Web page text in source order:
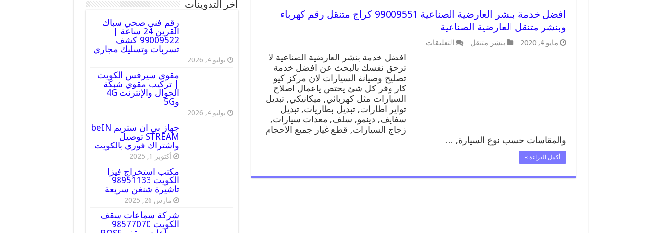
افضل خدمة بنشر العارضية الصناعية 99009551 كراج متنقل رقم كهرباء
وبنشر متنقل العارضية الصناعية
مايو 4, 2020 بنشر متنقل التعليقات
العارضية
الصناعية
99009551
مغلقة
افضل خدمة بنشر العارضية الصناعية لا
ترحق نفسك بالبحث عن افضل خدمة
تصليح وصيانة السيارات لان مركز كيو
كار وفر كل شئ يختص ياعمال اصلاح
السيارات مثل كهربائي, ميكانيكي, تبديل
تواير اطارات, تبديل بطاريات, تبديل
سفايف, دينمو, سلف, معدات سيارات,
زجاج السيارات, قطع غيار جميع الاحجام
والمقاسات حسب نوع السيارة, …
أكمل القراءة »
أخر التدوينات
رقم فني صحي سباك
القرين 24 ساعة |
99009522 كشف
تسربات وتسليك مجاري
يوليو 4, 2026
مقوي سيرفس الكويت
| تركيب مقوي شبكة
الجوال والإنترنت 4G
و5G
يوليو 4, 2026
جهاز بي ان ستريم beIN
STREAM توصيل
واشتراك فوري بالكويت
أكتوبر 1, 2025
مكتب استخراج فيزا
الكويت 98951133
تاشيرة شنغن سريعة
مارس 26, 2025
شركة سماعات سقف
الكويت 98577070